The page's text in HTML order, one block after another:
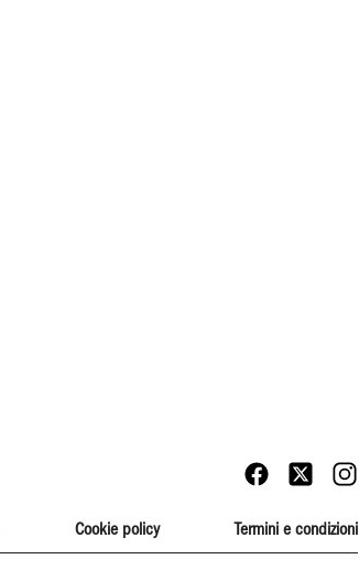
Cookie policy Termini e condizioni